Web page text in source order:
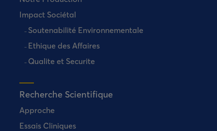
Impact Sociétal
Soutenabilité Environnementale
Ethique des Affaires
Qualite et Securite
Recherche Scientifique
Approche
Essais Cliniques